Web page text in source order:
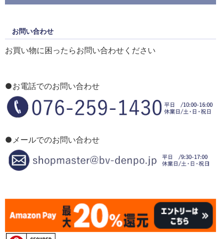
お問い合わせ
お買い物に困ったらお問い合わせください
●お電話でのお問い合わせ
●メールでのお問い合わせ